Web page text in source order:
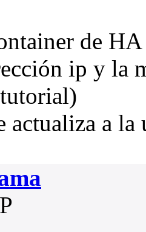
de
ip y la
actualiza a